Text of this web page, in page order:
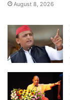
August 8, 2026